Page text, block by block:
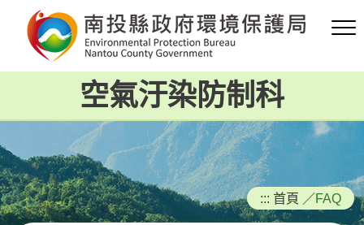
要
容
區
塊
空氣汙染防制科
::: 首頁 ／FAQ